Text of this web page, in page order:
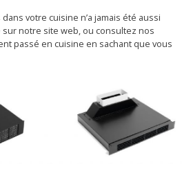
votre cuisine n’a jamais été aussi
notre site web, ou consultez nos
passé en cuisine en sachant que vous